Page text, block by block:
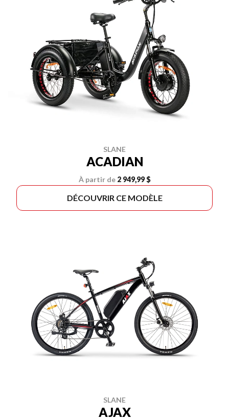
SLANE
ACADIAN
À partir de 2 949,99 $
DÉCOUVRIR CE MODÈLE
SLANE
AJAX